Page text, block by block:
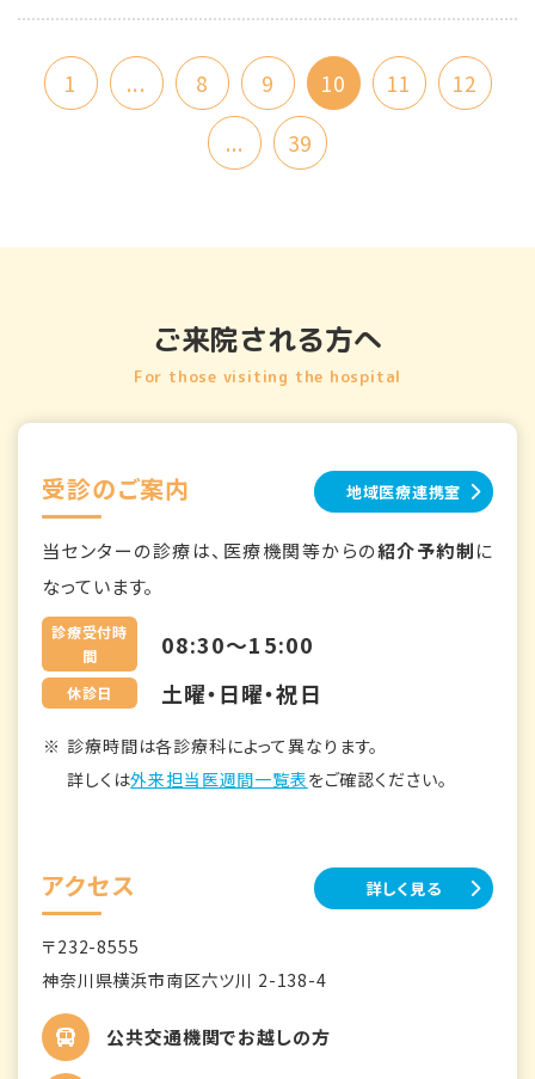
1 ... 8 9 10 11
12
...
39
ご来院される方へ
For those visiting the hospital
受診のご案内 地域医療連携室
当センターの診療は、医療機関等からの紹介予約制に
なっています。
診療受付時
間
08:30～15:00
休診日 土曜・日曜・祝日
診療時間は各診療科によって異なります。
詳しくは外来担当医週間一覧表をご確認ください。
アクセス 詳しく見る
〒232-8555
神奈川県横浜市南区六ツ川 2-138-4
公共交通機関でお越しの方